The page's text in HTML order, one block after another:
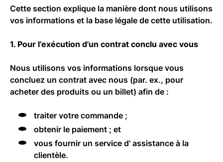
Cette section explique la manière dont nous utilisons
vos informations et la base légale de cette utilisation.
1. Pour l’exécution d'un contrat conclu avec vous
Nous utilisons vos informations lorsque vous
concluez un contrat avec nous (par. ex., pour
acheter des produits ou un billet) afin de :
traiter votre commande ;
obtenir le paiement ; et
vous fournir un service d' assistance à la
clientèle.